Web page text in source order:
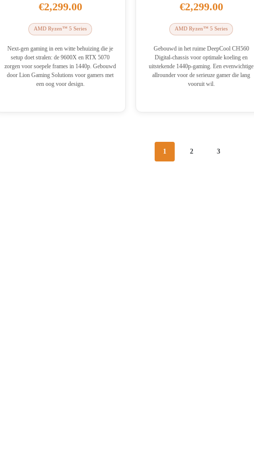
€2,299.00
AMD Ryzen™ 5 Series
Next-gen gaming in een witte behuizing die je
setup doet stralen: de 9600X en RTX 5070
zorgen voor soepele frames in 1440p. Gebouwd
door Lion Gaming Solutions voor gamers met
een oog voor design.
€2,299.00
AMD Ryzen™ 5 Series
Gebouwd in het ruime DeepCool CH560
Digital-chassis voor optimale koeling en
uitstekende 1440p-gaming. Een evenwichtige
allrounder voor de serieuze gamer die lang
vooruit wil.
1 2 3